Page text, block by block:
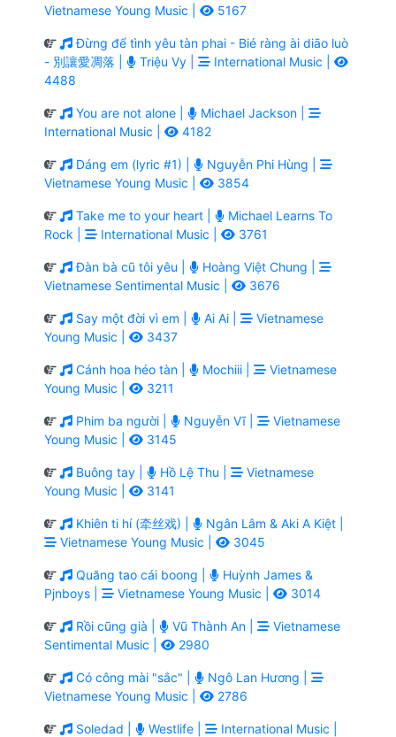
Vietnamese Young Music |
5167
Đừng để tình yêu tàn phai - Bié ràng ài diāo luò
- 別讓愛凋落 |
Triệu Vy |
International Music |
4488
You are not alone |
Michael Jackson |
International Music |
4182
Dáng em (lyric #1) |
Nguyễn Phi Hùng |
Vietnamese Young Music |
3854
Take me to your heart |
Michael Learns To
Rock |
International Music | 3761
Đàn bà cũ tôi yêu |
Hoàng Việt Chung |
Vietnamese Sentimental Music |
3676
Say một đời vì em | Ai Ai |
Vietnamese
Young Music |
3437
Cánh hoa héo tàn | Mochiii |
Vietnamese
Young Music |
3211
Phim ba người | Nguyễn Vĩ |
Vietnamese
Young Music |
3145
Buông tay | Hồ Lệ Thu |
Vietnamese
Young Music |
3141
Khiên ti hí (牵丝戏) |
Ngân Lâm & Aki A Kiệt |
Vietnamese Young Music |
3045
Quăng tao cái boong |
Huỳnh James &
Pjnboys |
Vietnamese Young Music | 3014
Rồi cũng già | Vũ Thành An |
Vietnamese
Sentimental Music |
2980
Có công mài "sắc" |
Ngô Lan Hương |
Vietnamese Young Music |
2786
Soledad | Westlife |
International Music |